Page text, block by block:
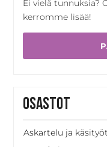
Ei vielä tunnuksia?
kerromme lisää!
Osastot
Askartelu ja käsityöt